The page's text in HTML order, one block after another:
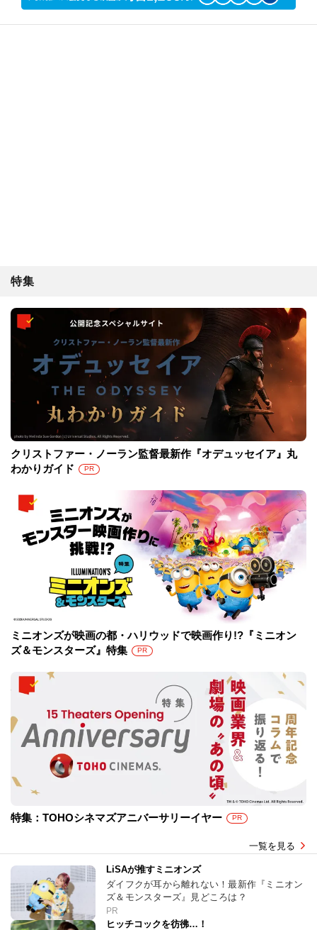
特集
クリストファー・ノーラン監督最新作『オデュッセイア』丸
わかりガイド
PR
ミニオンズが映画の都・ハリウッドで映画作り!?『ミニオン
ズ＆モンスターズ』特集
PR
特集：TOHOシネマズアニバーサリーイヤー PR
一覧を見る
LiSAが推すミニオンズ
ダイフクが耳から離れない！最新作『ミニオン
ズ＆モンスターズ』見どころは？
PR
ヒッチコックを彷彿…！